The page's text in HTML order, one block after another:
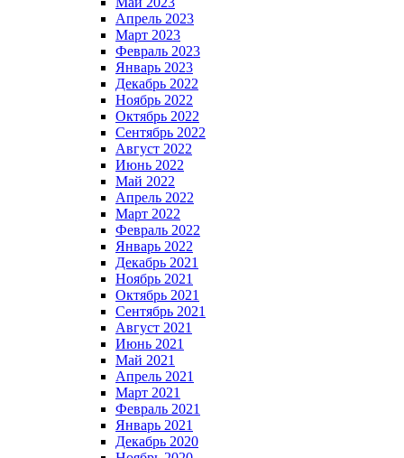
Апрель 2023
Март 2023
Февраль 2023
Январь 2023
Декабрь 2022
Ноябрь 2022
Октябрь 2022
Сентябрь 2022
Август 2022
Июнь 2022
Май 2022
Апрель 2022
Март 2022
Февраль 2022
Январь 2022
Декабрь 2021
Ноябрь 2021
Октябрь 2021
Сентябрь 2021
Август 2021
Июнь 2021
Май 2021
Апрель 2021
Март 2021
Февраль 2021
Январь 2021
Декабрь 2020